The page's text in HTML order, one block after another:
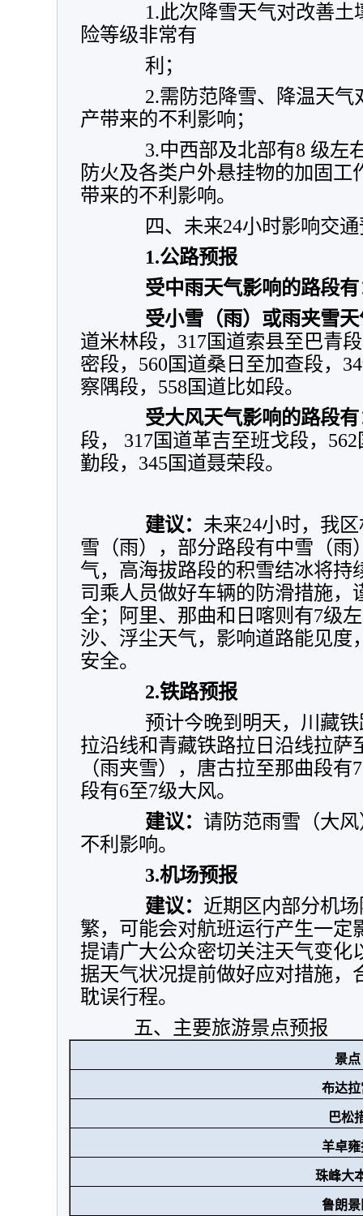
1.此次降雪天气对改善土
险等级非常有
利；
2.需防范降雪、降温天气
产带来的不利影响；
3.中西部及北部有8 级左
防火及各类户外悬挂物的加固工
带来的不利影响。
四、未来24小时影响交通
1.公路预报
受中雨天气影响的路段
受小雪（雨）或雨夹雪
道米林段，317国道索县至巴青
密段，560国道桑日至加查段，
察隅段，558国道比如段。
受大风天气影响的路段
段， 317国道革吉至班戈段，
勤段，345国道聂荣段。
建议： 未来24小时，我
雪（雨），部分路段有中雪（雨
气，高海拔路段的积雪结冰将持
司乘人员做好车辆的防滑措施，
全；阿里、那曲和日喀则有7级
沙、浮尘天气，影响道路能见度
安全。
2.铁路预报
预计今晚到明天，川藏铁
拉沿线和青藏铁路拉日沿线拉萨
（雨夹雪），唐古拉至那曲段
段有6至7级大风。
建议： 请防范雨雪（大
不利影响。
3.机场预报
建议： 近期区内部分机
繁，可能会对航班运行产生一定
提请广大公众密切关注天气变化
据天气状况提前做好应对措施，
耽误行程。
五、主要旅游景点预报
景点
布达拉
巴松
羊卓雍
珠峰大
鲁朗景